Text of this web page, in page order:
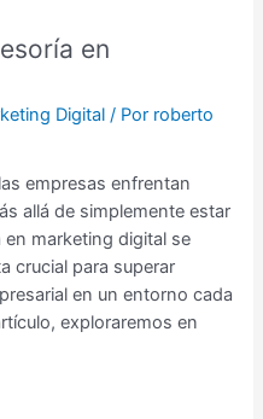
en
Digital / Por roberto
empresas enfrentan
allá de simplemente estar
en marketing digital se
crucial para superar
en un entorno cada
exploraremos en